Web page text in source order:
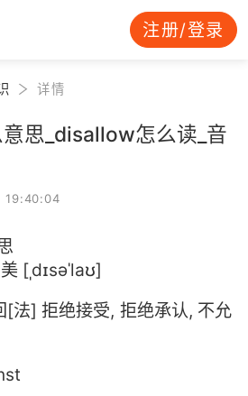
注册/登录
详情
思_disallow怎么读_音
[ˌdɪsəˈlaʊ]
法] 拒绝接受, 拒绝承认, 不允